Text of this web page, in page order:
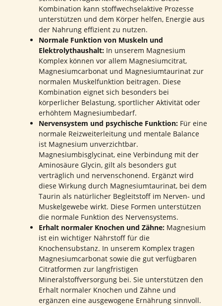
Kombination kann stoffwechselaktive Prozesse
unterstützen und dem Körper helfen, Energie aus
der Nahrung effizient zu nutzen.
Normale Funktion von Muskeln und
Elektrolythaushalt: In unserem Magnesium
Komplex können vor allem Magnesiumcitrat,
Magnesiumcarbonat und Magnesiumtaurinat zur
normalen Muskelfunktion beitragen. Diese
Kombination eignet sich besonders bei
körperlicher Belastung, sportlicher Aktivität oder
erhöhtem Magnesiumbedarf.
Nervensystem und psychische Funktion: Für eine
normale Reizweiterleitung und mentale Balance
ist Magnesium unverzichtbar.
Magnesiumbisglycinat, eine Verbindung mit der
Aminosäure Glycin, gilt als besonders gut
verträglich und nervenschonend. Ergänzt wird
diese Wirkung durch Magnesiumtaurinat, bei dem
Taurin als natürlicher Begleitstoff im Nerven- und
Muskelgewebe wirkt. Diese Formen unterstützen
die normale Funktion des Nervensystems.
Erhalt normaler Knochen und Zähne: Magnesium
ist ein wichtiger Nährstoff für die
Knochensubstanz. In unserem Komplex tragen
Magnesiumcarbonat sowie die gut verfügbaren
Citratformen zur langfristigen
Mineralstoffversorgung bei. Sie unterstützen den
Erhalt normaler Knochen und Zähne und
ergänzen eine ausgewogene Ernährung sinnvoll.